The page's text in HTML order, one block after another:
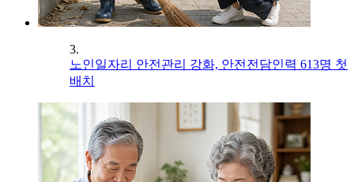
3.
노인일자리 안전관리 강화, 안전전담인력 613명 첫
배치